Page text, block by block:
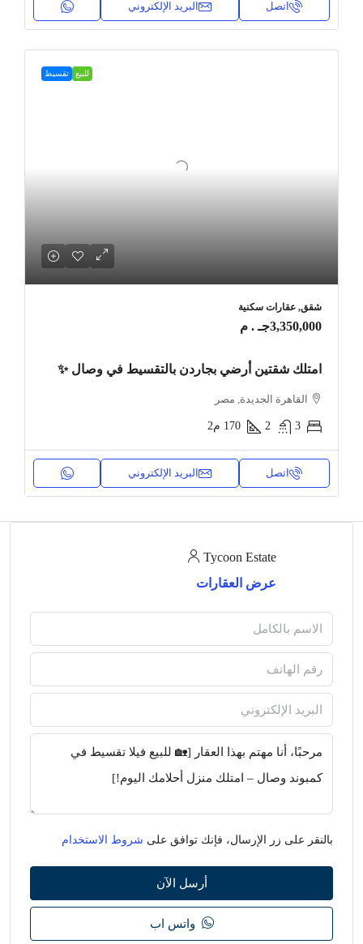
اتصل البريد الإلكتروني
للبيع تقسيط
شقق, عقارات سكنية
3,350,000جـ . م
امتلك شقتين أرضي بجاردن بالتقسيط في وصال ✨
القاهرة الجديدة, مصر
3
2
170 م2
اتصل البريد الإلكتروني
Tycoon Estate
عرض العقارات
بالنقر على زر الإرسال، فإنك توافق على شروط الاستخدام
أرسل الآن
واتس اب